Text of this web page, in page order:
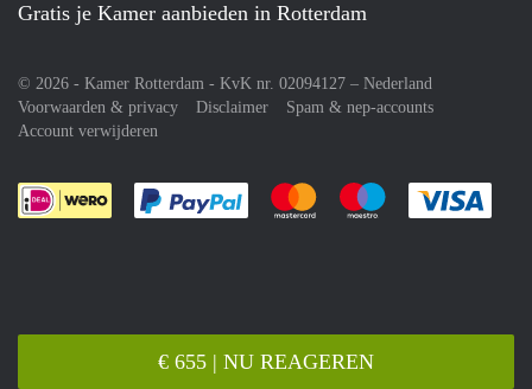
€ 655 | NU REAGEREN
Gratis je Kamer aanbieden in Rotterdam
© 2026 - Kamer Rotterdam - KvK nr. 02094127 – Nederland
Voorwaarden & privacy
Disclaimer
Spam & nep-accounts
Account verwijderen
Je rekent gemakkelijk af met Paypal
Je rekent gemakkelijk af met
Je rekent